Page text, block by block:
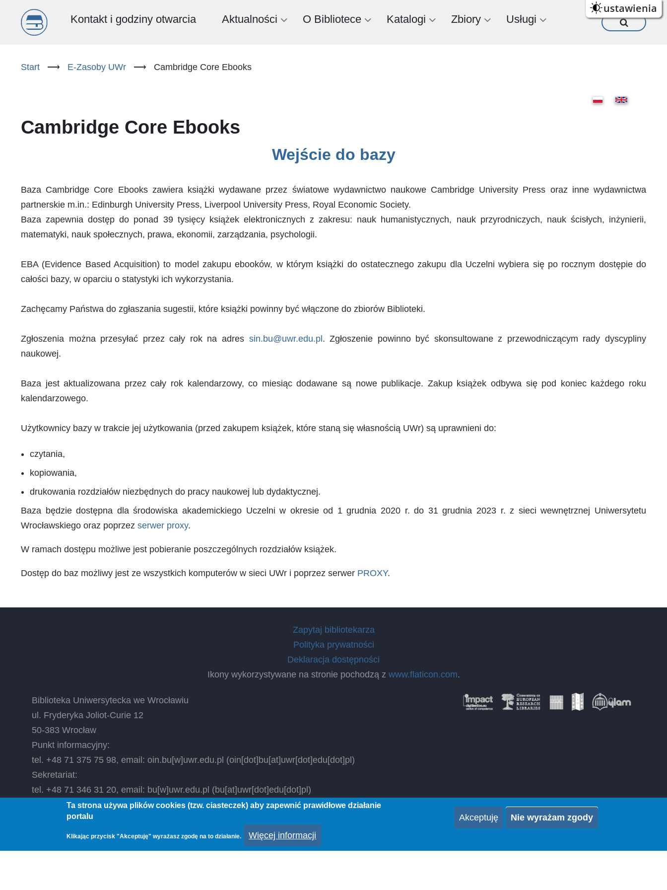
ustawienia
Menu
(PL)
Kontakt i godziny otwarcia Aktualności O Bibliotece Katalogi Zbiory Usługi
Start ⟶ E-Zasoby UWr ⟶ Cambridge Core Ebooks
Cambridge Core Ebooks
Wejście do bazy
Baza Cambridge Core Ebooks zawiera książki wydawane przez światowe wydawnictwo naukowe Cambridge University Press oraz inne wydawnictwa
partnerskie m.in.: Edinburgh University Press, Liverpool University Press, Royal Economic Society.
Baza zapewnia dostęp do ponad 39 tysięcy książek elektronicznych z zakresu: nauk humanistycznych, nauk przyrodniczych, nauk ścisłych, inżynierii,
matematyki, nauk społecznych, prawa, ekonomii, zarządzania, psychologii.
EBA (Evidence Based Acquisition) to model zakupu ebooków, w którym książki do ostatecznego zakupu dla Uczelni wybiera się po rocznym dostępie do
całości bazy, w oparciu o statystyki ich wykorzystania.
Zachęcamy Państwa do zgłaszania sugestii, które książki powinny być włączone do zbiorów Biblioteki.
Zgłoszenia można przesyłać przez cały rok na adres sin.bu@uwr.edu.pl. Zgłoszenie powinno być skonsultowane z przewodniczącym rady dyscypliny
naukowej.
Baza jest aktualizowana przez cały rok kalendarzowy, co miesiąc dodawane są nowe publikacje. Zakup książek odbywa się pod koniec każdego roku
kalendarzowego.
Użytkownicy bazy w trakcie jej użytkowania (przed zakupem książek, które staną się własnością UWr) są uprawnieni do:
czytania,
kopiowania,
drukowania rozdziałów niezbędnych do pracy naukowej lub dydaktycznej.
Baza będzie dostępna dla środowiska akademickiego Uczelni w okresie od 1 grudnia 2020 r. do 31 grudnia 2023 r. z sieci wewnętrznej Uniwersytetu
Wrocławskiego oraz poprzez serwer proxy.
W ramach dostępu możliwe jest pobieranie poszczególnych rozdziałów książek.
Dostęp do baz możliwy jest ze wszystkich komputerów w sieci UWr i poprzez serwer PROXY.
Zapytaj bibliotekarza
Polityka prywatności
Deklaracja dostępności
Ikony wykorzystywane na stronie pochodzą z www.flaticon.com.
Biblioteka Uniwersytecka we Wrocławiu
ul. Fryderyka Joliot-Curie 12
50-383 Wrocław
Punkt informacyjny:
tel. +48 71 375 75 98, email: oin.bu[w]uwr.edu.pl (oin[dot]bu[at]uwr[dot]edu[dot]pl)
Sekretariat:
tel. +48 71 346 31 20, email: bu[w]uwr.edu.pl (bu[at]uwr[dot]edu[dot]pl)
© 2026 Biblioteka Uniwersytecka we Wrocławiu, All rights reserved.
Ta strona używa plików cookies (tzw. ciasteczek) aby zapewnić prawidłowe działanie
portalu
Klikając przycisk "Akceptuję" wyrażasz zgodę na to działanie. Więcej informacji
Akceptuję Nie wyrażam zgody